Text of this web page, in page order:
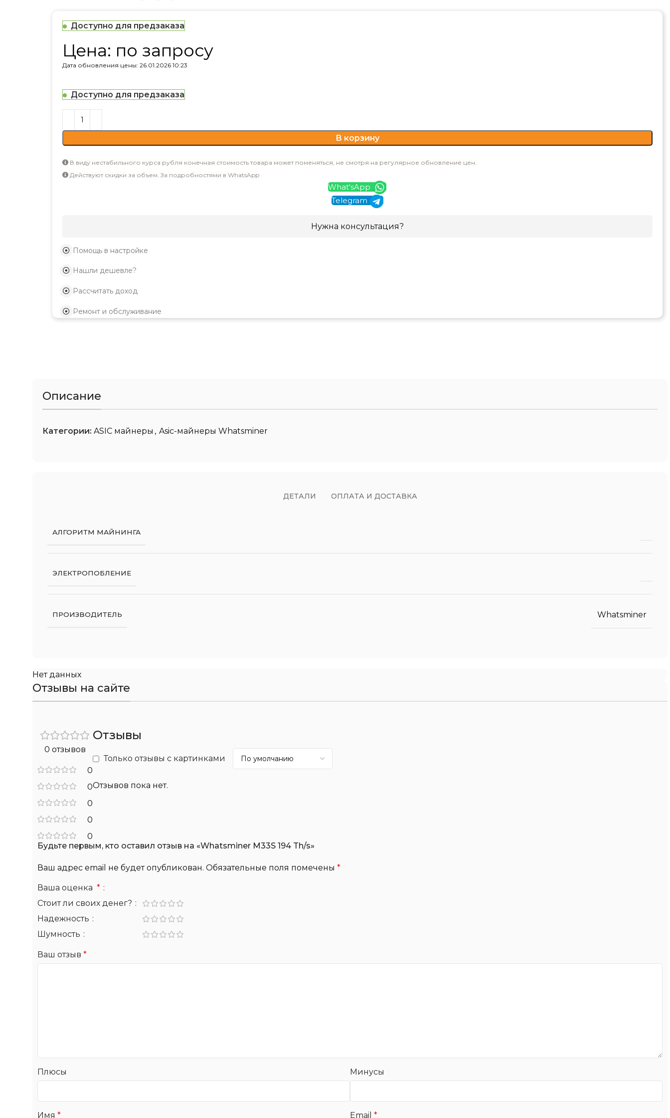
Доступно для предзаказа
Цена: по запросу
Дата обновления цены: 26.01.2026 10:23
Доступно для предзаказа
В корзину
В виду нестабильного курса рубля конечная стоимость товара может поменяться, не смотря на регулярное обновление цен.
Действуют скидки за объем. За подробностями в WhatsApp
What'sApp
Telegram
Нужна консультация?
Помощь в настройке
Нашли дешевле?
Рассчитать доход
Ремонт и обслуживание
Описание
Категории: ASIC майнеры , Asic-майнеры Whatsminer
ДЕТАЛИ ОПЛАТА И ДОСТАВКА
АЛГОРИТМ МАЙНИНГА
ЭЛЕКТРОПОБЛЕНИЕ
ПРОИЗВОДИТЕЛЬ Whatsminer
Нет данных
Отзывы на сайте
0 отзывов
0
0
0
0
0
Отзывы
Только отзывы с картинками
Отзывов пока нет.
Будьте первым, кто оставил отзыв на «Whatsminer M33S 194 Th/s»
Ваш адрес email не будет опубликован. Обязательные поля помечены *
Ваша оценка *
Стоит ли своих денег?
Надежность
Шумность
Ваш отзыв *
Плюсы Минусы
Имя * Email *